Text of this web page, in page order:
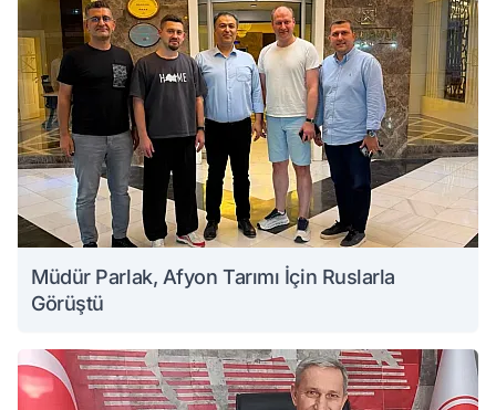
Müdür Parlak, Afyon Tarımı İçin Ruslarla
Görüştü